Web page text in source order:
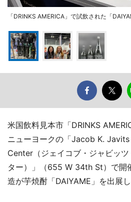
「DRINKS AMERICA」で試飲された「
米国飲料見本市「DRINKS
ニューヨークの「Jacob K.
Center（ジェイコブ・ジャビッ
ター）」（655 W 34th St）で開
造が芋焼酎「DAIYAME」を出展し